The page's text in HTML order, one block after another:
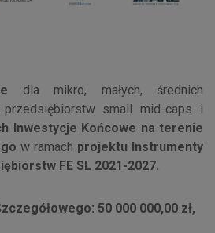
dla mikro, małych, średnich
small mid-caps i
Inwestycje Końcowe na terenie
w ramach projektu Instrumenty
FE SL 2021-2027.
50 000 000,00 zł,